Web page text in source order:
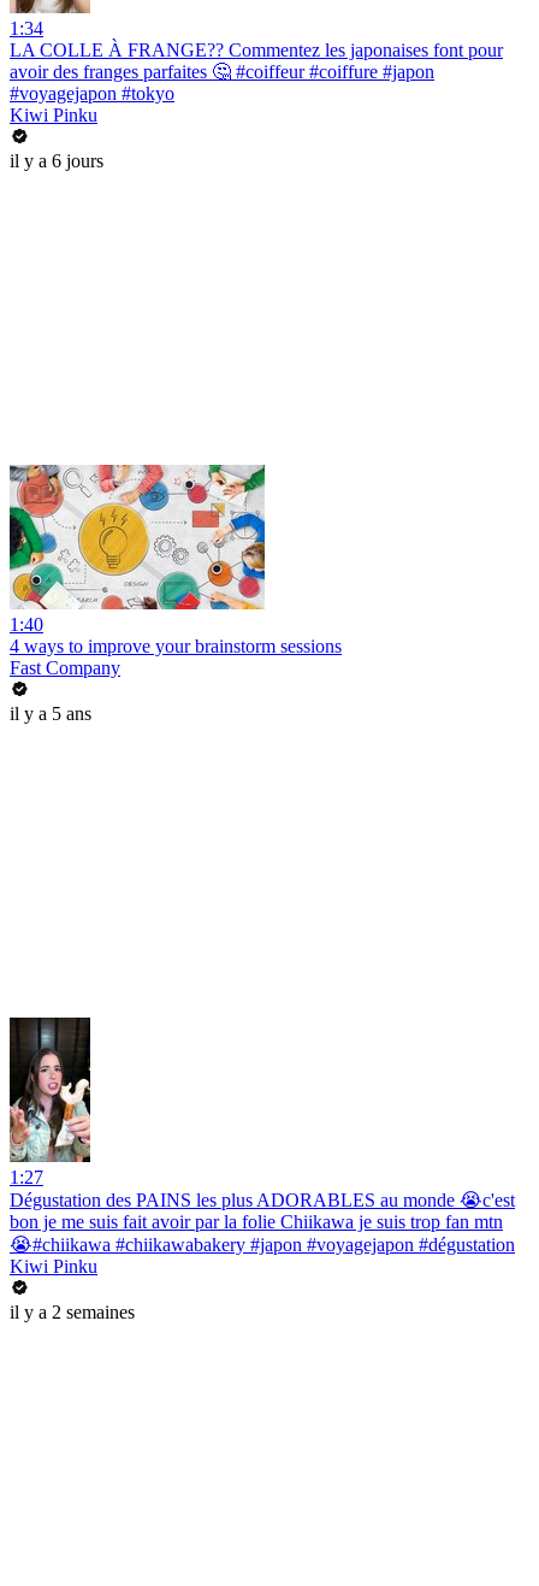
1:34
LA COLLE À FRANGE?? Commentez les japonaises font pour
avoir des franges parfaites 🤔 #coiffeur #coiffure #japon
#voyagejapon #tokyo
Kiwi Pinku
il y a 6 jours
1:40
4 ways to improve your brainstorm sessions
Fast Company
il y a 5 ans
1:27
Dégustation des PAINS les plus ADORABLES au monde 😭c'est
bon je me suis fait avoir par la folie Chiikawa je suis trop fan mtn
😭#chiikawa #chiikawabakery #japon #voyagejapon #dégustation
Kiwi Pinku
il y a 2 semaines